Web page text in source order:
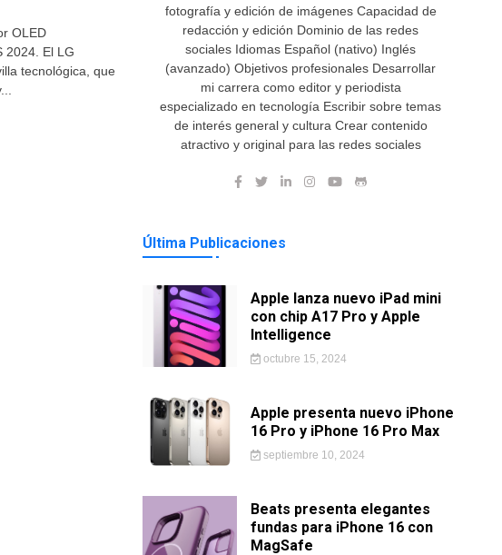
OLED
2024. El LG
tecnológica, que
fotografía y edición de imágenes Capacidad de
redacción y edición Dominio de las redes
sociales Idiomas Español (nativo) Inglés
(avanzado) Objetivos profesionales Desarrollar
mi carrera como editor y periodista
especializado en tecnología Escribir sobre temas
de interés general y cultura Crear contenido
atractivo y original para las redes sociales
Última Publicaciones
Apple lanza nuevo iPad mini
con chip A17 Pro y Apple
Intelligence
octubre 15, 2024
Apple presenta nuevo iPhone
16 Pro y iPhone 16 Pro Max
septiembre 10, 2024
Beats presenta elegantes
fundas para iPhone 16 con
MagSafe